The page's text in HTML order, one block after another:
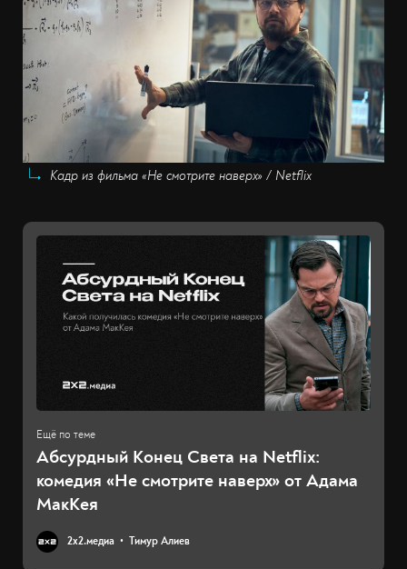
Кадр из фильма «Не смотрите наверх» / Netflix
Абсурдный Конец Света на Netflix:
комедия «Не смотрите наверх» от Адама
МакКея
2х2.медиа Тимур Алиев